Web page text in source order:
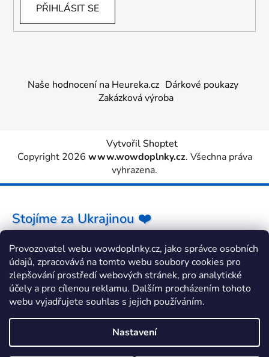
Provozovatel webu wowdoplnky.cz, jako správce osobních
údajů, zpracovává na tomto webu soubory cookies pro
zlepšování prostředí webových stránek, pro analytické
účely a pro cílenou reklamu. Dalším procházením tohoto
webu vyjadřujete souhlas s jejich používáním.
Nastavení
PŘIHLÁSIT SE
Naše hodnocení na Heureka.cz Dárkové poukazy
Zakázková výroba
Vytvořil Shoptet
Copyright 2026 www.wowdoplnky.cz. Všechna práva
vyhrazena.
Stojíme za Ukrajinou ❤️
Jak a čím pomoci »